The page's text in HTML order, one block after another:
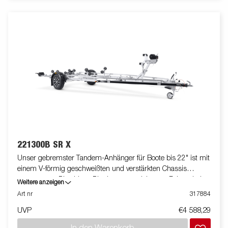
221300B SR X
Unser gebremster Tandem-Anhänger für Boote bis 22" ist mit
einem V-förmig geschweißten und verstärkten Chassis
ausgestattet. Dies bietet Dir ein ausgezeichnetes Fahrverhalten.
Das feuerverzinkte Chassis gewährt Deinem Boot eine lange
Deines Fahrgestell geschützt verlegt. Die wasserdichten
Weitere anzeigen
Art nr
317884
UVP €4 588,29